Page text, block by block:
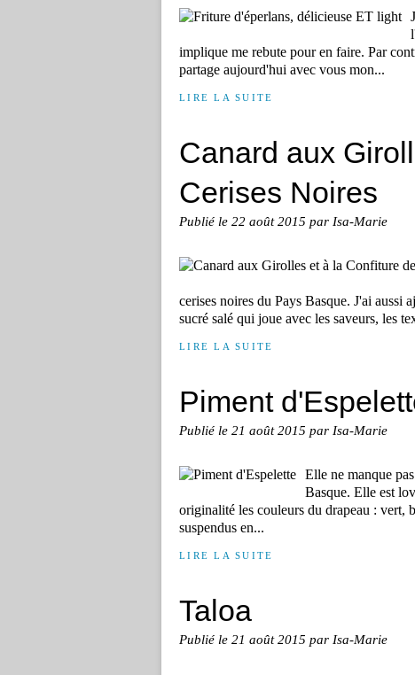
implique me rebute pour en faire. Par
partage aujourd'hui avec vous mon...
LIRE LA SUITE
Canard aux
Cerises Noires
Publié le 22 août 2015 par Isa-Marie
cerises noires du Pays Basque. J'ai aussi
sucré salé qui joue avec les saveurs, les
LIRE LA SUITE
Piment
Publié le 21 août 2015 par Isa-Marie
Elle ne manque
Basque. Elle est
originalité les couleurs du drapeau : vert,
suspendus en...
LIRE LA SUITE
Taloa
Publié le 21 août 2015 par Isa-Marie